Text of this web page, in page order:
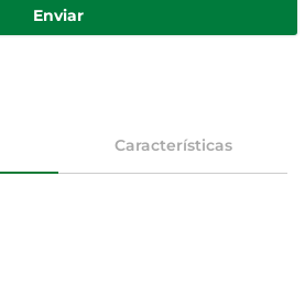
Enviar
Características